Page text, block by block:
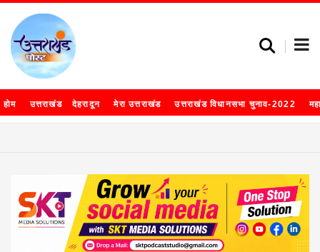
होम उत्तराखंड देहरादून मेरा उत्तराखंड उत्तराखंड विधानसभा चुनाव-2022